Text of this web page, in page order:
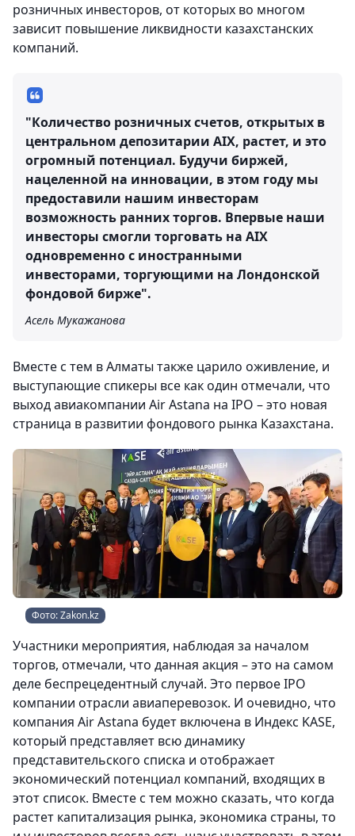
розничных инвесторов, от которых во многом
зависит повышение ликвидности казахстанских
компаний.
"Количество розничных счетов, открытых в
центральном депозитарии AIX, растет, и это
огромный потенциал. Будучи биржей,
нацеленной на инновации, в этом году мы
предоставили нашим инвесторам
возможность ранних торгов. Впервые наши
инвесторы смогли торговать на AIX
одновременно с иностранными
инвесторами, торгующими на Лондонской
фондовой бирже".
Асель Мукажанова
Вместе с тем в Алматы также царило оживление, и
выступающие спикеры все как один отмечали, что
выход авиакомпании Air Astana на IPO – это новая
страница в развитии фондового рынка Казахстана.
Фото: Zakon.kz
Участники мероприятия, наблюдая за началом
торгов, отмечали, что данная акция – это на самом
деле беспрецедентный случай. Это первое IPO
компании отрасли авиаперевозок. И очевидно, что
компания Air Astana будет включена в Индекс KASE,
который представляет всю динамику
представительского списка и отображает
экономический потенциал компаний, входящих в
этот список. Вместе с тем можно сказать, что когда
растет капитализация рынка, экономика страны, то